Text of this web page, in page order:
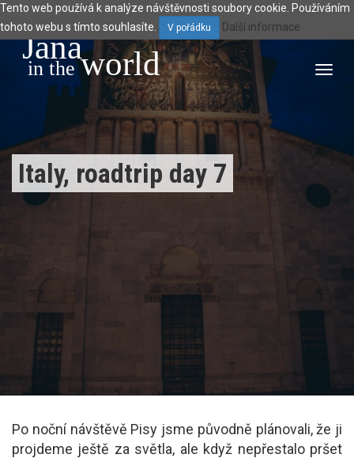
Tento web používá k analýze návštěvnosti soubory cookie. Používáním
tohoto webu s tímto souhlasíte.
V pořádku Další informace
Jana
in the world
Italy, roadtrip day 7
Po noční návštěvě Pisy jsme původně plánovali, že ji
projdeme ještě za světla, ale když nepřestalo pršet